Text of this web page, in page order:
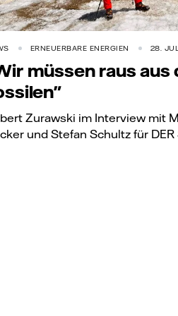
ERNEUERBARE ENERGIEN 28.
müssen raus aus
Zurawski im Interview mit
und Stefan Schultz für DER